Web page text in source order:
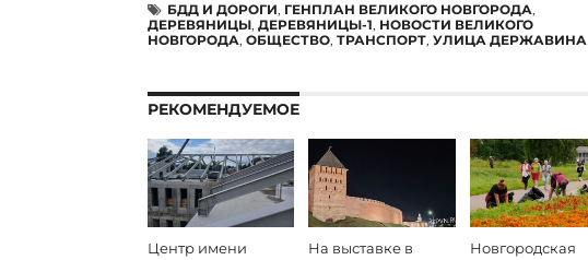
БДД И ДОРОГИ, ГЕНПЛАН ВЕЛИКОГО НОВГОРОДА,
ДЕРЕВЯНИЦЫ, ДЕРЕВЯНИЦЫ-1, НОВОСТИ ВЕЛИКОГО
НОВГОРОДА, ОБЩЕСТВО, ТРАНСПОРТ, УЛИЦА ДЕРЖАВИНА
РЕКОМЕНДУЕМОЕ
Центр имени
На выставке в
Новгородская